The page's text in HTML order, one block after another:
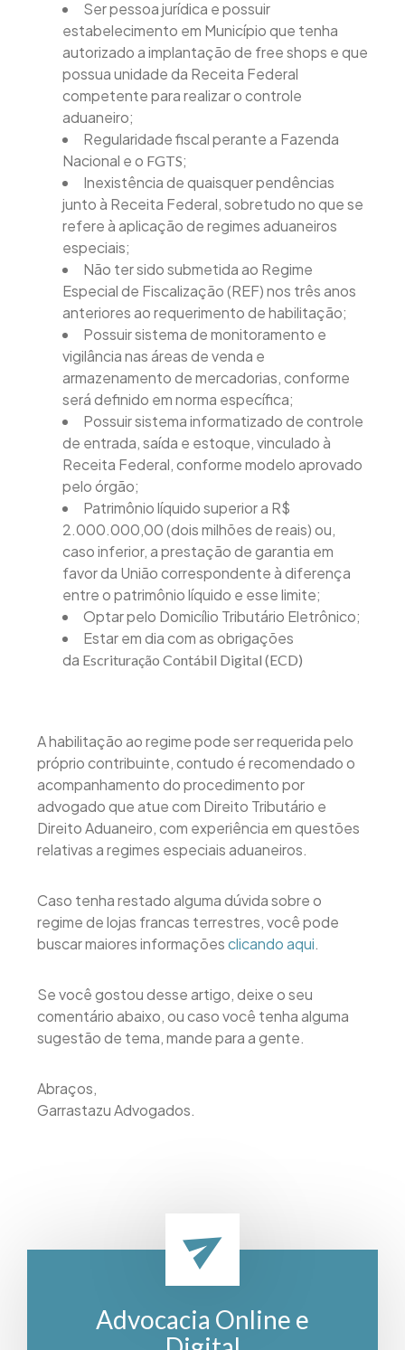
Ser pessoa jurídica e possuir
estabelecimento em Município que tenha
autorizado a implantação de free shops e que
possua unidade da Receita Federal
competente para realizar o controle
aduaneiro;
Regularidade fiscal perante a Fazenda
Nacional e o FGTS;
Inexistência de quaisquer pendências
junto à Receita Federal, sobretudo no que se
refere à aplicação de regimes aduaneiros
especiais;
Não ter sido submetida ao Regime
Especial de Fiscalização (REF) nos três anos
anteriores ao requerimento de habilitação;
Possuir sistema de monitoramento e
vigilância nas áreas de venda e
armazenamento de mercadorias, conforme
será definido em norma específica;
Possuir sistema informatizado de controle
de entrada, saída e estoque, vinculado à
Receita Federal, conforme modelo aprovado
pelo órgão;
Patrimônio líquido superior a R$
2.000.000,00 (dois milhões de reais) ou,
caso inferior, a prestação de garantia em
favor da União correspondente à diferença
entre o patrimônio líquido e esse limite;
Optar pelo Domicílio Tributário Eletrônico;
Estar em dia com as obrigações
da Escrituração Contábil Digital (ECD)
A habilitação ao regime pode ser requerida pelo
próprio contribuinte, contudo é recomendado o
acompanhamento do procedimento por
advogado que atue com Direito Tributário e
Direito Aduaneiro, com experiência em questões
relativas a regimes especiais aduaneiros.
Caso tenha restado alguma dúvida sobre o
regime de lojas francas terrestres, você pode
buscar maiores informaçõesclicando aqui.
Se você gostou desse artigo, deixe o seu
comentário abaixo, ou caso você tenha alguma
sugestão de tema, mande para a gente.
Abraços,
Garrastazu Advogados.
Advocacia Online e